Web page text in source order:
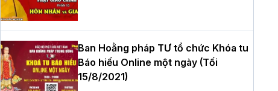
cử Trưởng BTS GHPGVN thành phố Hải
Phòng nhiệm kỳ 2026 – 2031
Thượng tọa Thích Tâm Chính được suy
Ban Hoằng pháp TƯ tổ chức Khóa tu
Báo hiếu Online một ngày (Tối
15/8/2021)